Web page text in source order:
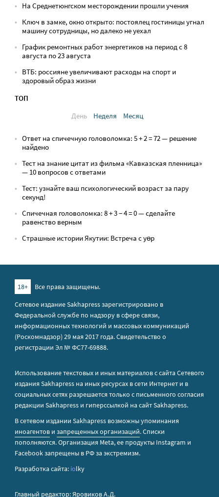
На Среднетюнгском месторождении прошли учения
Ключ в замке, окно открыто: постоялец гостиницы угнал
машину сотрудницы, но далеко не уехал
График ремонтных работ энергетиков на период с 8
августа по 23 августа
ВТБ: россияне увеличивают расходы на спорт и
здоровый образ жизни
ТОП
День
Неделя Месяц
Ответ на спичечную головоломка: 5 + 2 = 72 — решение
найдено
Тест на знание цитат из фильма «Кавказская пленница»
— 10 вопросов с ответами
Тест: узнайте ваш психологический возраст за пару
секунд!
Спичечная головоломка: 8 + 3 − 4 = 0 — сделайте
равенство верным
Страшные истории Якутии: Встреча с yөр
18+
Все права защищены.
Сетевое издание Sakhapress зарегистрировано в
Федеральной службе по надзору в сфере связи,
информационных технологий и массовых коммуникаций
(Роскомнадзор) 29 мая 2017 года. Свидетельство о
регистрации Эл № ФС77-69888.
Использование текстовых и иных материалов с сайта Сетевого
издания Sakhapress на иных ресурсах в сети Интернет и в
социальных сетях разрешается только с письменного согласия
редакции Sakhapress и гиперссылкой на сайт Sakhapress.
В сетевом издании Sakhapress возможны упоминания
иноагентов и запрещенных организаций. Списки
пополняются. Организация Metа, ее продукты Instagram и
Facebook запрещены в РФ за экстремизм.
Разработка сайта: iolky
Главный редактор: Яровиков А.Д.